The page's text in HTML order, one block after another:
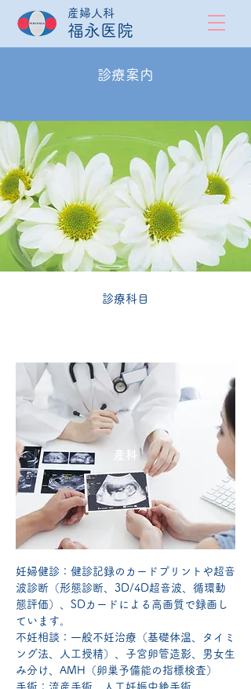
産婦人科
福永医院
診療案内
診療科目
​産科
妊婦健診：健診記録のカードプリントや超音
波診断（形態診断、3D/4D超音波、循環動
態評価）、SDカードによる高画質で録画し
ています。
不妊相談：一般不妊治療（基礎体温、タイミ
ング法、人工授精）、子宮卵管造影、男女生
み分け、AMH（卵巣予備能の指標検査）
手術：流産手術、人工妊娠中絶手術